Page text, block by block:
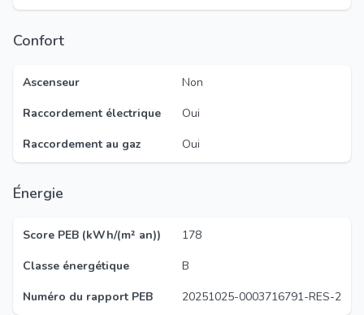
Confort
Ascenseur
Non
Raccordement électrique
Oui
Raccordement au gaz
Oui
Énergie
Score PEB (kWh/(m² an))
178
Classe énergétique
B
Numéro du rapport PEB
20251025-0003716791-RES-2